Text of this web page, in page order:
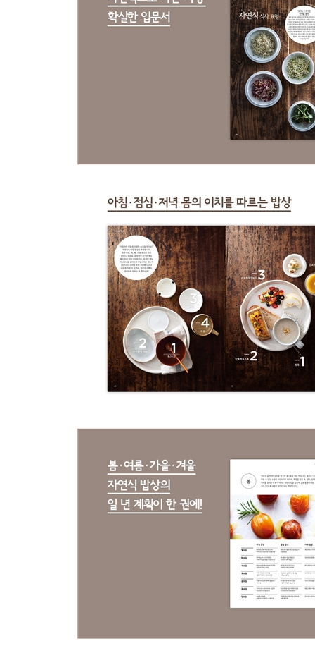
화 : 율무죽 + 단호박만주 + 과일찜 + 피스타치오두
수 : 팥죽 + 은행단호박마늘구이 + 참나물떡샐러드
목 : 해초죽 + 현미찰떡김말이 + 밤인삼잼과 현미
금 : 닭맛죽 + 민들레시럽과 통밀바게트 + 과일백
토 : 렌틸콩죽 + 감자그라탱 + 가지찜 + 참깨두유
일 : 떡국 + 배추말이만두 + 깻잎장아찌 + 캐슈너트
자연식 기본 레시피 4 채소국물 내기
한식으로 차리는 점심 밥상
월 : 쑥밥 + 콩나물국 + 무순말이밀고기 + 달래무침
화 : 취나물밥 + 얼갈이물김치 + 두부카나페 + 죽순
수 : 현미밥 + 밀고기꼬치구이 + 부추전 + 생표고버
목 : 죽순초밥 + 삼색탕수 + 톳나물 + 깨소스샐러드
금 : 수수밥 + 냉이국 + 두부조림 + 생다시마쌈과
토 : 적근대쌈밥 + 얼갈이배추된장국 + 고추장아찌
일 : 기장밥 + 밀고기닭강정 + 감자볶음 + 돌나물무
자연식 기본 레시피 5 자연식 고추장 담그기
월 : 모둠채소비빔밥 + 감자국 + 새송이부추찜 +
수 : 고대미밥 + 고추김치 + 숙주볶음 + 채소화채
목 : 양배추쌈밥 + 밀고기너비구이 + 알감자조림 +
금 : 김치쌈밥 + 콩나물무냉국 + 동그랑땡 + 양배
토 : 보리밥 + 고추전 + 밀불고기 + 오이샐러드
일 : 애호박볶음밥 + 미역오이냉국 + 두부찜 + 쑥갓
자연식 기본 레시피 6 자연식 쌈장 담그기
월 : 옥수수밥 + 버섯전골 + 파전 + 애호박나물